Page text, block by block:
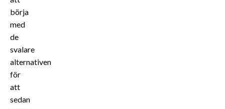
börja
med
de
svalare
alternativen
för
att
sedan